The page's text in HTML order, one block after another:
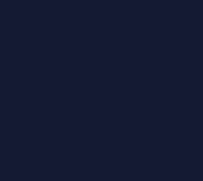
с CS1.6 в